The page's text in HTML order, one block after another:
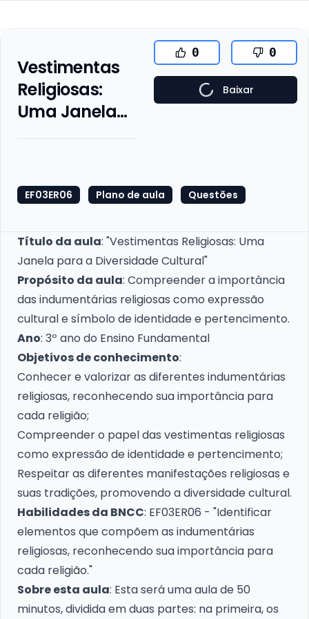
Vestimentas
Religiosas:
Uma Janela
0 0
Baixar
EF03ER06 Plano de aula Questões
Título da aula: "Vestimentas Religiosas: Uma
Janela para a Diversidade Cultural"
Propósito da aula: Compreender a importância
das indumentárias religiosas como expressão
cultural e símbolo de identidade e pertencimento.
Ano: 3º ano do Ensino Fundamental
Objetivos de conhecimento:
Conhecer e valorizar as diferentes indumentárias
religiosas, reconhecendo sua importância para
cada religião;
Compreender o papel das vestimentas religiosas
como expressão de identidade e pertencimento;
Respeitar as diferentes manifestações religiosas e
suas tradições, promovendo a diversidade cultural.
Habilidades da BNCC: EF03ER06 - "Identificar
elementos que compõem as indumentárias
religiosas, reconhecendo sua importância para
cada religião."
Sobre esta aula: Esta será uma aula de 50
minutos, dividida em duas partes: na primeira, os